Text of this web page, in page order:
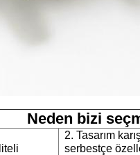
Neden bizi
2. Tasarım
serbestçe